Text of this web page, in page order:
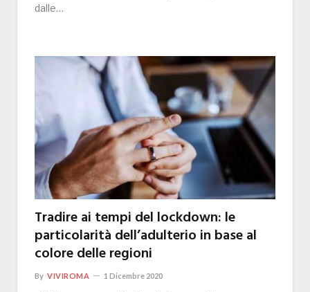
dalle…
Tradire ai tempi del lockdown: le
particolarità dell’adulterio in base al
colore delle regioni
By VIVIROMA 1 Dicembre 2020